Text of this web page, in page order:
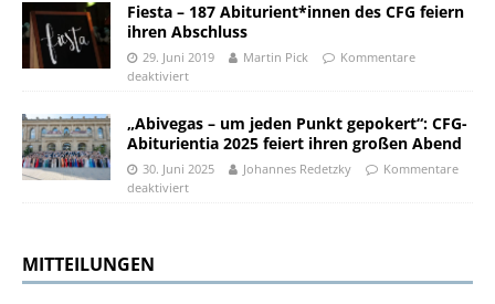
Fiesta – 187 Abiturient*innen des CFG feiern
ihren Abschluss
29. Juni 2019 Martin Pick
Kommentare
deaktiviert
„Abivegas – um jeden Punkt gepokert“: CFG-
Abiturientia 2025 feiert ihren großen Abend
30. Juni 2025 Johannes Redetzky
Kommentare
deaktiviert
MITTEILUNGEN